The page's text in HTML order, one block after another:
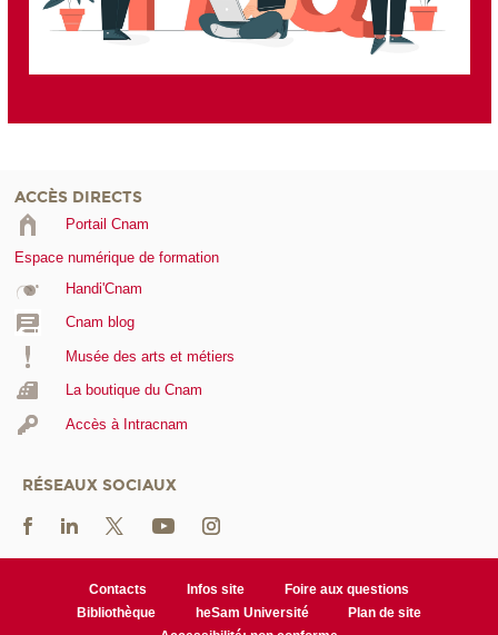
ACCÈS DIRECTS
Portail Cnam
Espace numérique de formation
Handi'Cnam
Cnam blog
Musée des arts et métiers
La boutique du Cnam
Accès à Intracnam
RÉSEAUX SOCIAUX
Contacts Infos site
Foire aux questions
Bibliothèque
heSam Université
Plan de site